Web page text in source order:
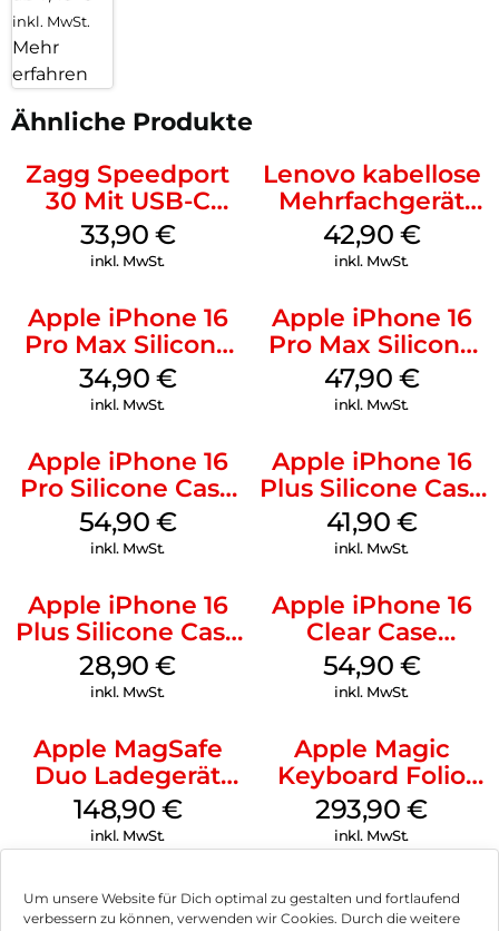
Um unsere Website für Dich optimal zu gestalten und fortlaufend
verbessern zu können, verwenden wir Cookies. Durch die weitere
inkl. MwSt.
Mehr
erfahren
Ähnliche Produkte
Zagg Speedport
30 Mit USB-C
Kabel Weiß
33,90 €
inkl. MwSt.
Lenovo kabellose
Mehrfachgerät
Luna Grey
42,90 €
inkl. MwSt.
Apple iPhone 16
Pro Max Silicone
Case MagSafe
Denim
34,90 €
inkl. MwSt.
Apple iPhone 16
Pro Max Silicone
Case MagSafe
Black
47,90 €
inkl. MwSt.
Apple iPhone 16
Pro Silicone Case
MagSafe Black
54,90 €
inkl. MwSt.
Apple iPhone 16
Plus Silicone Case
MagSafe Stone
Gray
41,90 €
inkl. MwSt.
Apple iPhone 16
Plus Silicone Case
MagSafe Black
28,90€
inkl. MwSt.
Apple iPhone 16
Clear Case
MagSafe
Transparent
54,90 €
inkl. MwSt.
Apple MagSafe
Duo Ladegerät
Weiß
148,90 €
inkl. MwSt.
Apple Magic
Keyboard Folio
iPad 10.9″ (10.Gen.)
Weiß
293,90€
inkl. MwSt.